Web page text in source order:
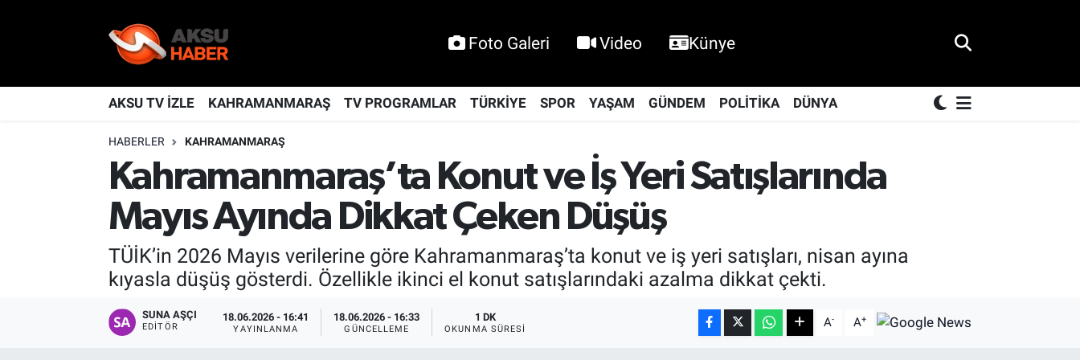
Foto Galeri Video Künye
AKSU TV İZLE KAHRAMANMARAŞ TV PROGRAMLAR TÜRKİYE SPOR YAŞAM GÜNDEM POLİTİKA DÜNYA
HABERLER KAHRAMANMARAŞ
Kahramanmaraş’ta Konut ve İş Yeri Satışlarında
Mayıs Ayında Dikkat Çeken Düşüş
TÜİK’in 2026 Mayıs verilerine göre Kahramanmaraş’ta konut ve iş yeri satışları, nisan ayına
kıyasla düşüş gösterdi. Özellikle ikinci el konut satışlarındaki azalma dikkat çekti.
SUNA AŞÇI
EDITÖR
18.06.2026 - 16:41
YAYINLANMA
18.06.2026 - 16:33
GÜNCELLEME
1 DK
OKUNMA SÜRESI A- A+
KAHRAMANMARAŞ
Nöbetçi Eczaneler
Hava Durumu
Kahramanmaraş Namaz Vakitleri
Trafik Durumu
TFF 2.Lig Kırmızı Grup Puan Durumu ve Fikstür
Tüm Manşetler
Son Dakika Haberleri